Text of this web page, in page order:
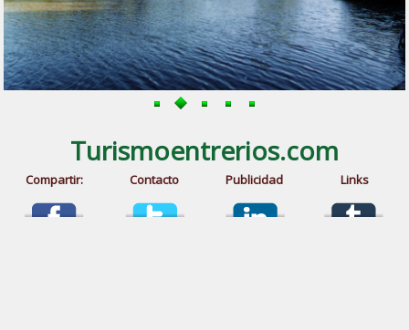
Turismoentrerios.com
Compartir: Contacto Publicidad Links